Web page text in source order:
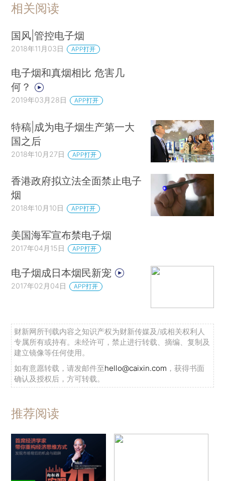
相关阅读
国风|管控电子烟
2018年11月03日 APP打开
电子烟和真烟相比 危害几
何？
2019年03月28日 APP打开
特稿|成为电子烟生产第一大
国之后
2018年10月27日 APP打开
香港政府拟立法全面禁止电子
烟
2018年10月10日 APP打开
美国海军宣布禁电子烟
2017年04月15日 APP打开
电子烟成日本烟民新宠
2017年02月04日 APP打开
财新网所刊载内容之知识产权为财新传媒及/或相关权利人
专属所有或持有。未经许可，禁止进行转载、摘编、复制及
建立镜像等任何使用。
如有意愿转载，请发邮件至hello@caixin.com ，获得书面
确认及授权后，方可转载。
推荐阅读